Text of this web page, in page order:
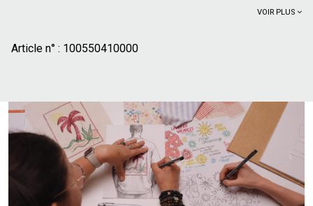
VOIR PLUS
Article n° : 100550410000